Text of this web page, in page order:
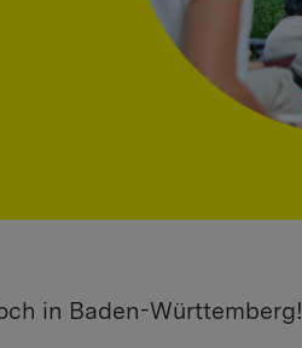
in Baden-Württemberg!